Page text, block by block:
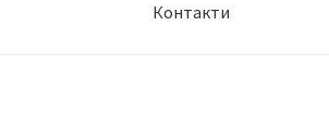
Контакти